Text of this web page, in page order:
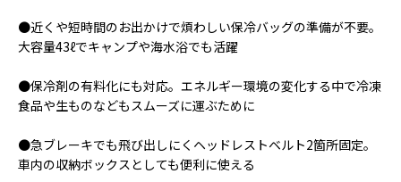
●近くや短時間のお出かけで煩わしい保冷バッグの準備が不要。
大容量43ℓでキャンプや海水浴でも活躍
●保冷剤の有料化にも対応。エネルギー環境の変化する中で冷凍
食品や生ものなどもスムーズに運ぶために
●急ブレーキでも飛び出しにくヘッドレストベルト2箇所固定。
車内の収納ボックスとしても便利に使える